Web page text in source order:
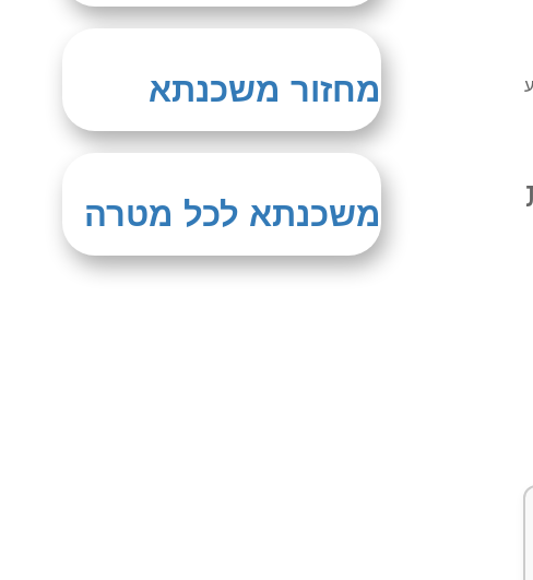
מחזור משכנתא
משכנתא לכל מטרה